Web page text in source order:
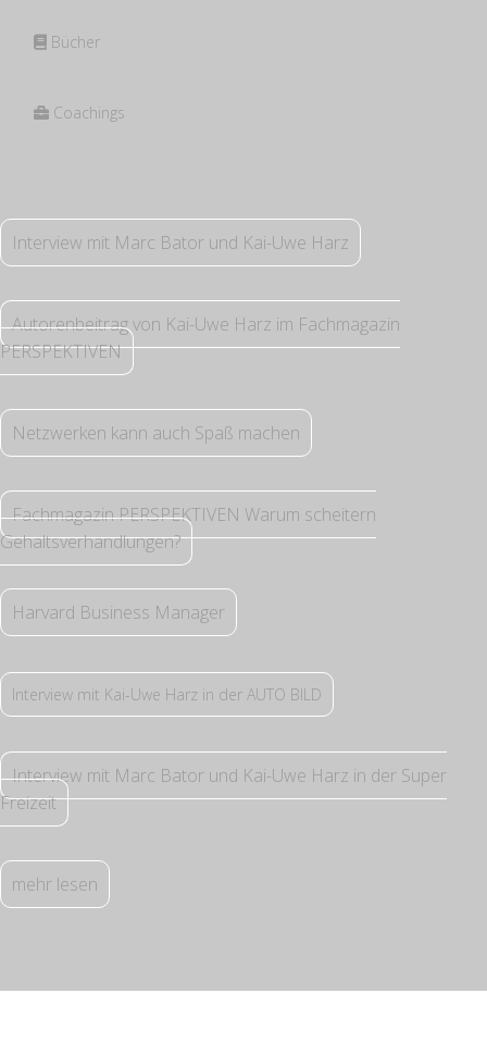
Bücher
Coachings
Interview mit Marc Bator und Kai-Uwe Harz
Autorenbeitrag von Kai-Uwe Harz im Fachmagazin
PERSPEKTIVEN
Netzwerken kann auch Spaß machen
Fachmagazin PERSPEKTIVEN Warum scheitern
Gehaltsverhandlungen?
Harvard Business Manager
Interview mit Kai-Uwe Harz in der AUTO BILD
Interview mit Marc Bator und Kai-Uwe Harz in der Super
Freizeit
mehr lesen